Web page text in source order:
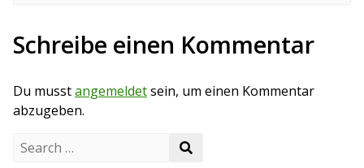
t
r
a
g
s
u
s
s
t
p
o
Schreibe einen Kommentar
Du musstangemeldetsein, um einen Kommentar
abzugeben.